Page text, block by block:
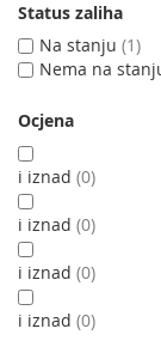
Status zaliha
Na stanju 1
Nema na
Ocjena
i iznad 0
i iznad 0
i iznad 0
i iznad 0